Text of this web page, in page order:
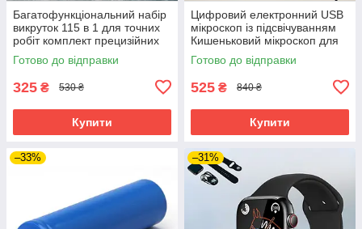
Багатофункціональний набір
викруток 115 в 1 для точних
робіт комплект прецизійних
викруток в кейсі
Готово до відправки
325 ₴ 530 ₴
Купити
Цифровий електронний USB
мікроскоп із підсвічуванням
Кишеньковий мікроскоп для
паяння телефону зі
збільшенням 1600х
Готово до відправки
525 ₴ 840 ₴
Купити
–33% –31%